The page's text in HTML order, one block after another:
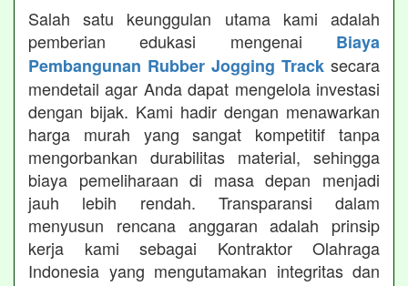
Salah satu keunggulan utama kami adalah
pemberian edukasi mengenai Biaya
Pembangunan Rubber Jogging Track secara
mendetail agar Anda dapat mengelola investasi
dengan bijak. Kami hadir dengan menawarkan
harga murah yang sangat kompetitif tanpa
mengorbankan durabilitas material, sehingga
biaya pemeliharaan di masa depan menjadi
jauh lebih rendah. Transparansi dalam
menyusun rencana anggaran adalah prinsip
kerja kami sebagai Kontraktor Olahraga
Indonesia yang mengutamakan integritas dan